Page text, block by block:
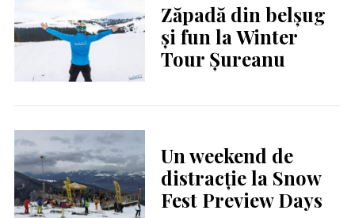
Zăpadă din belșug
și fun la Winter
Tour Șureanu
Un weekend de
distracție la Snow
Fest Preview Days